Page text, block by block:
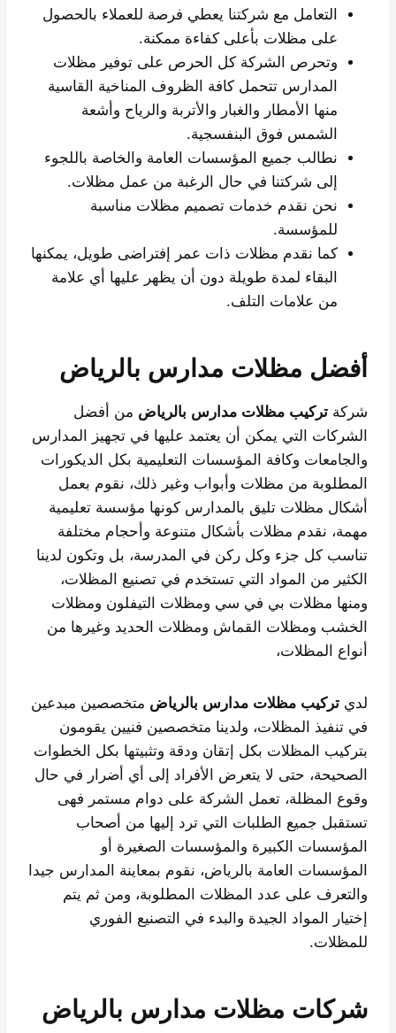
التعامل مع شركتنا يعطي فرصة للعملاء بالحصول
على مظلات بأعلى كفاءة ممكنة.
وتحرص الشركة كل الحرص على توفير مظلات
المدارس تتحمل كافة الظروف المناخية القاسية
منها الأمطار والغبار والأتربة والرياح وأشعة
الشمس فوق البنفسجية.
نطالب جميع المؤسسات العامة والخاصة باللجوء
إلى شركتنا في حال الرغبة من عمل مظلات.
نحن نقدم خدمات تصميم مظلات مناسبة
للمؤسسة.
كما نقدم مظلات ذات عمر إفتراضى طويل، يمكنها
البقاء لمدة طويلة دون أن يظهر عليها أي علامة
من علامات التلف.
أفضل مظلات مدارس بالرياض
شركة تركيب مظلات مدارس بالرياض من أفضل
الشركات التي يمكن أن يعتمد عليها في تجهيز المدارس
والجامعات وكافة المؤسسات التعليمية بكل الديكورات
المطلوبة من مظلات وأبواب وغير ذلك، نقوم بعمل
أشكال مظلات تليق بالمدارس كونها مؤسسة تعليمية
مهمة، نقدم مظلات بأشكال متنوعة وأحجام مختلفة
تناسب كل جزء وكل ركن في المدرسة، بل وتكون لدينا
الكثير من المواد التي تستخدم في تصنيع المظلات،
ومنها مظلات بي في سي ومظلات التيفلون ومظلات
الخشب ومظلات القماش ومظلات الحديد وغيرها من
أنواع المظلات،
لدي تركيب مظلات مدارس بالرياض متخصصين مبدعين
في تنفيذ المظلات، ولدينا متخصصين فنيين يقومون
بتركيب المظلات بكل إتقان ودقة وتثبيتها بكل الخطوات
الصحيحة، حتى لا يتعرض الأفراد إلى أي أضرار في حال
وقوع المظلة، تعمل الشركة على دوام مستمر فهى
تستقبل جميع الطلبات التي ترد إليها من أصحاب
المؤسسات الكبيرة والمؤسسات الصغيرة أو
المؤسسات العامة بالرياض، نقوم بمعاينة المدارس جيدا
والتعرف على عدد المظلات المطلوبة، ومن ثم يتم
إختيار المواد الجيدة والبدء في التصنيع الفوري
للمظلات.
شركات مظلات مدارس بالرياض